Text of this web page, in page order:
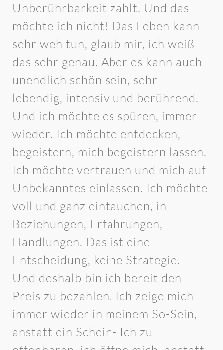
Unberührbarkeit zahlt. Und das
möchte ich nicht! Das Leben kann
sehr weh tun, glaub mir, ich weiß
das sehr genau. Aber es kann auch
unendlich schön sein, sehr
lebendig, intensiv und berührend.
Und ich möchte es spüren, immer
wieder. Ich möchte entdecken,
begeistern, mich begeistern lassen.
Ich möchte vertrauen und mich auf
Unbekanntes einlassen. Ich möchte
voll und ganz eintauchen, in
Beziehungen, Erfahrungen,
Handlungen. Das ist eine
Entscheidung, keine Strategie.
Und deshalb bin ich bereit den
Preis zu bezahlen. Ich zeige mich
immer wieder in meinem So-Sein,
anstatt ein Schein- Ich zu